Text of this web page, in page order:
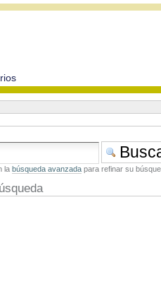
la búsqueda avanzada para refinar su